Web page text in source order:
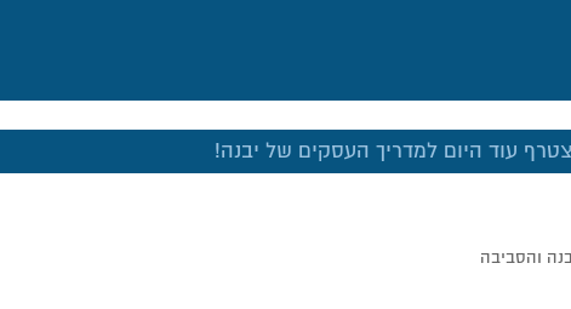
עוד היום למדריך העסקים של יבנה!
והסביבה